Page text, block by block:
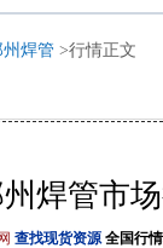
州焊管 >行情正文
州焊管市
查找现货资源 全国行